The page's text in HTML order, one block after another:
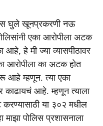
घुले खूनप्रकरणी नऊ
एका आरोपीला अटक
आहे, हे मी ज्या व्यासपीठावर
आरोपीला का अटक होत
आहे म्हणून. त्या एका
काढायचं आहे. म्हणून त्याला
करण्यासाठी या ३०२ मधील
पोलिस प्रशासनाला